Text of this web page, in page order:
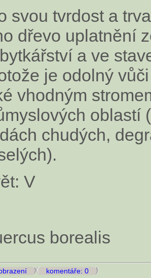
svou tvrdost a
dřevo uplatnění
a ve
je odolný
vhodným
oblastí
chudých,
V
borealis